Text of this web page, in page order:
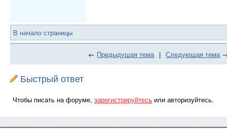
В начало страницы
← Предыдущая тема | Следующая тема
Быстрый ответ
Чтобы писать на форуме, зарегистрируйтесь или авторизуйтесь.